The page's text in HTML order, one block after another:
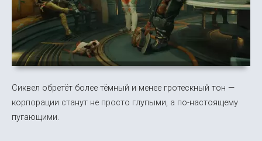
Сиквел обретёт более тёмный и менее гротескный тон —
корпорации станут не просто глупыми, а по-настоящему
пугающими.